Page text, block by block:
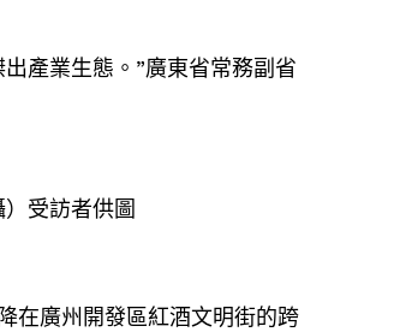
產業生態。”廣東省常務副省
受訪者供圖
在廣州開發區紅酒文明街的跨